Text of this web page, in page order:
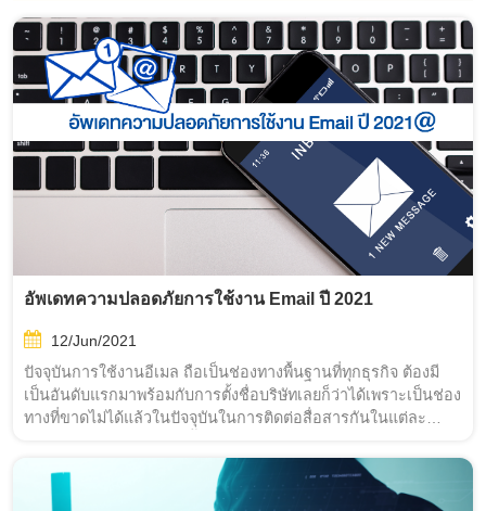
อัพเดทความปลอดภัยการใช้งาน Email ปี 2021
12/Jun/2021
ปัจจุบันการใช้งานอีเมล ถือเป็นช่องทางพื้นฐานที่ทุกธุรกิจ ต้องมี
เป็นอันดับแรกมาพร้อมกับการตั้งชื่อบริษัทเลยก็ว่าได้เพราะเป็นช่อง
ทางที่ขาดไม่ได้แล้วในปัจจุบันในการติดต่อสื่อสารกันในแต่ละ